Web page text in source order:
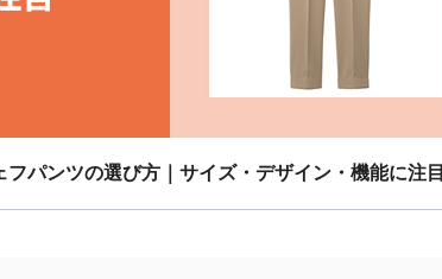
フパンツの選び方｜サイズ・デザイン・機能に注目